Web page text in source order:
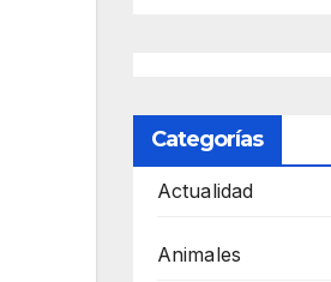
Categorías
Actualidad
Animales